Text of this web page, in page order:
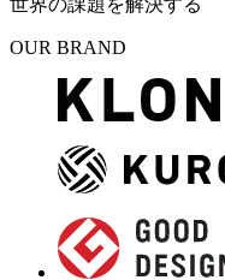
OUR BRAND